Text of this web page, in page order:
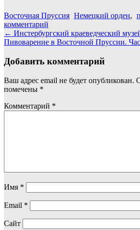
Восточная Пруссия Немецкий орден,
комментарий
Навигация
по
записям
← Инстербургский краеведческий
Пивоварение в Восточной Пруссии.
Добавить комментарий
Ваш адрес email не будет опубликован.
помечены *
Комментарий *
Имя *
Email *
Сайт